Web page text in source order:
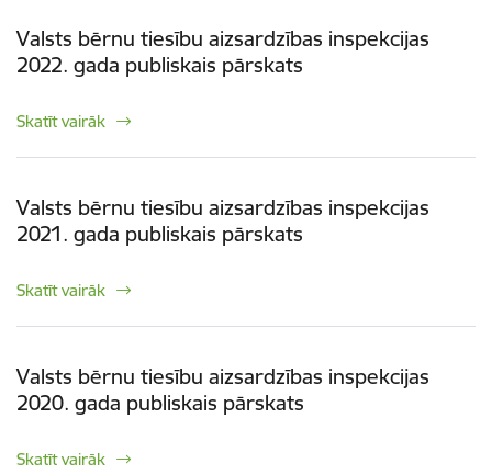
Valsts bērnu tiesību aizsardzības inspekcijas
2022. gada publiskais pārskats
Skatīt vairāk
Valsts bērnu tiesību aizsardzības inspekcijas
2021. gada publiskais pārskats
Skatīt vairāk
Valsts bērnu tiesību aizsardzības inspekcijas
2020. gada publiskais pārskats
Skatīt vairāk